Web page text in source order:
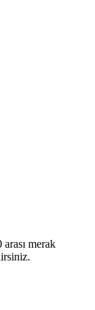
merak